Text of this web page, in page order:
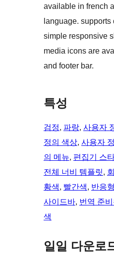
available in french
language. supports
simple responsive
media icons are
and footer bar.
특성
검정, 파랑, 사용자
정의 색상, 사용자
의 메뉴, 편집기 스
전체 너비 템플릿,
황색, 빨간색, 반응
사이드바, 번역 준비
색
일일 다운로